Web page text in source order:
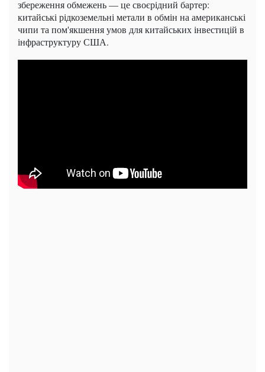
збереження обмежень — це своєрідний бартер:
китайські рідкоземельні метали в обмін на американські
чипи та пом'якшення умов для китайських інвестицій в
інфраструктуру США.